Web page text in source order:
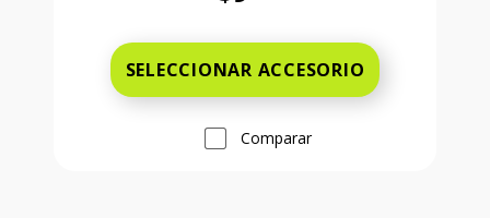
SELECCIONAR ACCESORIO
Comparar